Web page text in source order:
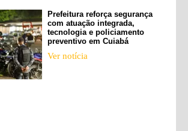
Prefeitura reforça segurança
com atuação integrada,
tecnologia e policiamento
preventivo em Cuiabá
Ver notícia